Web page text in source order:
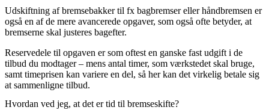
Udskiftning af bremsebakker til fx bagbremser eller håndbremsen er
også en af de mere avancerede opgaver, som også ofte betyder, at
bremserne skal justeres bagefter.
Reservedele til opgaven er som oftest en ganske fast udgift i de
tilbud du modtager – mens antal timer, som værkstedet skal bruge,
samt timeprisen kan variere en del, så her kan det virkelig betale sig
at sammenligne tilbud.
Hvordan ved jeg, at det er tid til bremseskifte?